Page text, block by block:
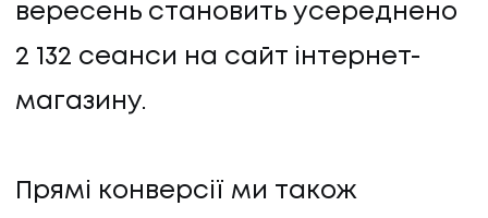
вересень становить усереднено
2 132 сеанси на сайт інтернет-
магазину.
Прямі конверсії ми також
ПОСЛУГИ
КЕЙСИ
ПРО НАС